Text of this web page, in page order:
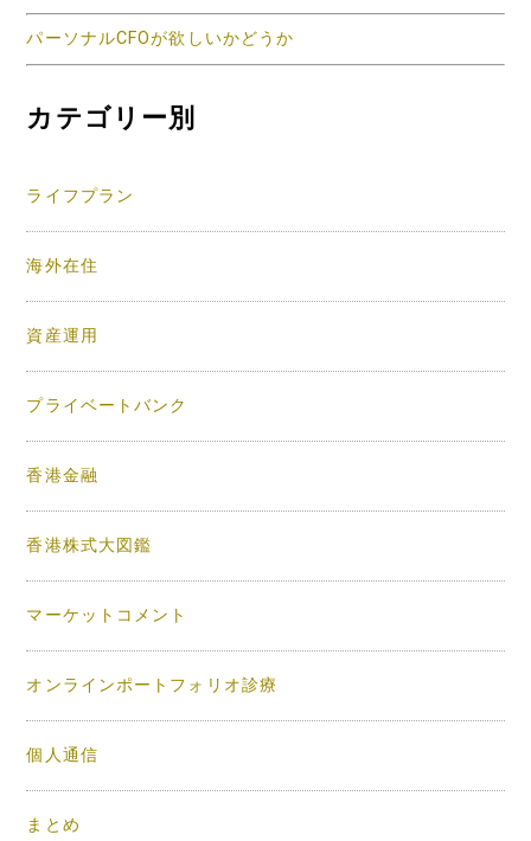
パーソナルCFOが欲しいかどうか
カテゴリー別
ライフプラン
海外在住
資産運用
プライベートバンク
香港金融
香港株式大図鑑
マーケットコメント
オンラインポートフォリオ診療
個人通信
まとめ